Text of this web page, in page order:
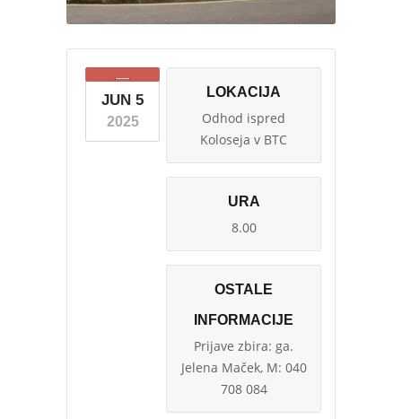
JUN 5
2025
LOKACIJA
Odhod ispred
Koloseja v BTC
URA
8.00
OSTALE
INFORMACIJE
Prijave zbira: ga.
Jelena Maček, M: 040
708 084